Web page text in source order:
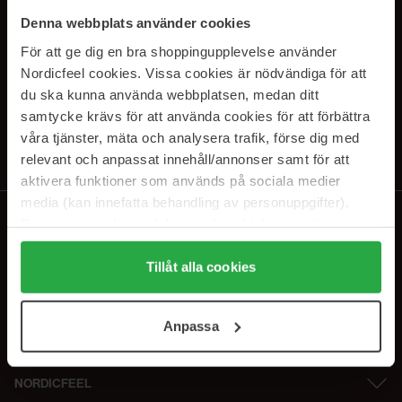
Denna webbplats använder cookies
För att ge dig en bra shoppingupplevelse använder
Nordicfeel cookies. Vissa cookies är nödvändiga för att
du ska kunna använda webbplatsen, medan ditt
samtycke krävs för att använda cookies för att förbättra
våra tjänster, mäta och analysera trafik, förse dig med
relevant och anpassat innehåll/annonser samt för att
aktivera funktioner som används på sociala medier
media (kan innefatta behandling av personuppgifter).
Genom att trycka på "Tillåt alla cookies" accepterar du
alla cookies, medan du under "Detaljer" kan anpassa
användningen av cookies. Du kan när som helst återkalla
samt vår Integritetspolicy.
Tillåt alla cookies
Anpassa
PRENUMERERA PÅ VÅRA
NYHETSBREV
E-postadress
Genom att prenumerera accepterar du vårIntegritetspolicy.
NORDICFEEL